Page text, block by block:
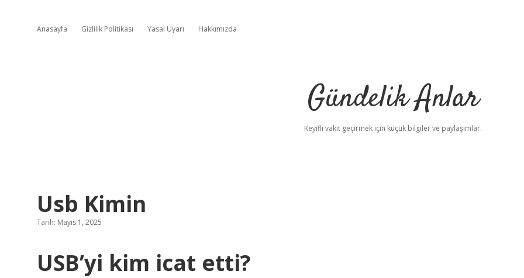
Anasayfa Gizlilik Politikası Yasal Uyarı Hakkımızda
Gündelik Anlar
Keyifli vakit geçirmek için küçük bilgiler ve paylaşımlar.
Usb Kimin
Tarih: Mayıs 1, 2025
USB’yi kim icat etti?